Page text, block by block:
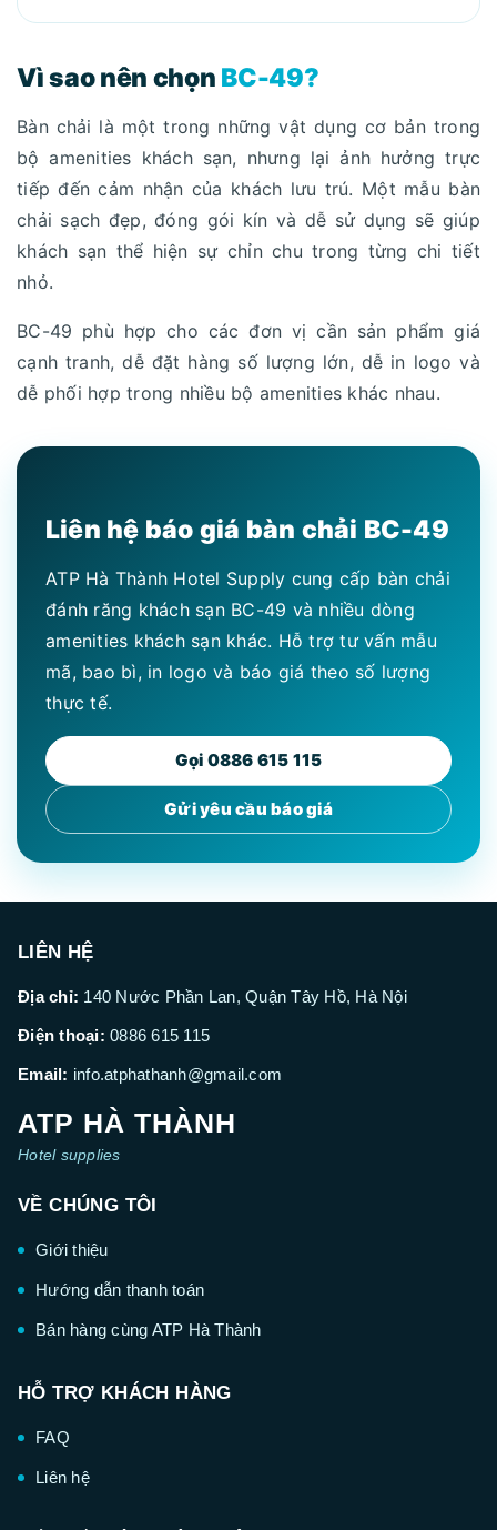
Vì sao nên chọn BC-49?
Bàn chải là một trong những vật dụng cơ bản trong
bộ amenities khách sạn, nhưng lại ảnh hưởng trực
tiếp đến cảm nhận của khách lưu trú. Một mẫu bàn
chải sạch đẹp, đóng gói kín và dễ sử dụng sẽ giúp
khách sạn thể hiện sự chỉn chu trong từng chi tiết
nhỏ.
BC-49 phù hợp cho các đơn vị cần sản phẩm giá
cạnh tranh, dễ đặt hàng số lượng lớn, dễ in logo và
dễ phối hợp trong nhiều bộ amenities khác nhau.
Liên hệ báo giá bàn chải BC-49
ATP Hà Thành Hotel Supply cung cấp bàn chải
đánh răng khách sạn BC-49 và nhiều dòng
amenities khách sạn khác. Hỗ trợ tư vấn mẫu
mã, bao bì, in logo và báo giá theo số lượng
thực tế.
Gọi 0886 615 115
Gửi yêu cầu báo giá
LIÊN HỆ
Địa chỉ: 140 Nước Phần Lan, Quận Tây Hồ, Hà Nội
Điện thoại: 0886 615 115
Email: info.atphathanh@gmail.com
ATP HÀ THÀNH
Hotel supplies
VỀ CHÚNG TÔI
Giới thiệu
Hướng dẫn thanh toán
Bán hàng cùng ATP Hà Thành
HỖ TRỢ KHÁCH HÀNG
FAQ
Liên hệ